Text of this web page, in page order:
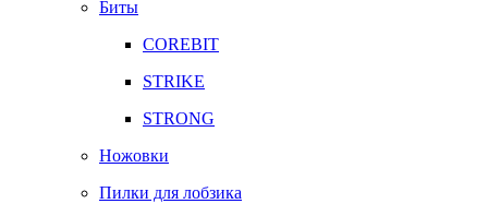
Биты
COREBIT
STRIKE
STRONG
Ножовки
Пилки для лобзика